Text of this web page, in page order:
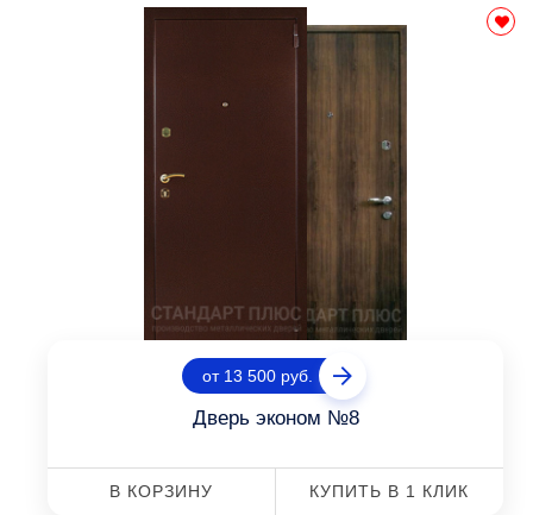
от 13 500 руб.
Дверь эконом №8
В КОРЗИНУ КУПИТЬ В 1 КЛИК